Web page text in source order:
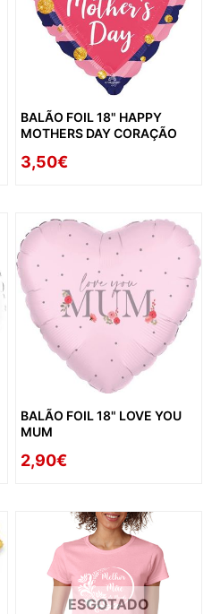
BALÃO FOIL 18" HAPPY
MOTHERS DAY CORAÇÃO
3,50€
BALÃO FOIL 18" LOVE YOU
MUM
2,90€
ESGOTADO